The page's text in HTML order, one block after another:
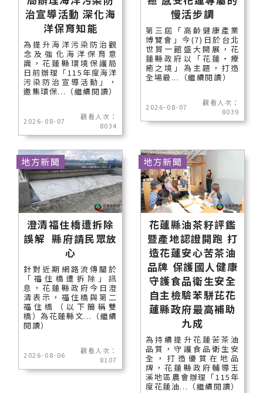
治宣導活動 深化海
洋保育知能
為提升海洋污染防治觀
念及強化海洋保育意
識，花蓮縣環境保護局
日前辦理「115年度海洋
污染防治宣導活動」，
邀集環保...（繼續閱讀）
2026-08-07
觀看人次：
8034
慢活步調
第三屆「高齡健康產業
博覽會」今(7)日於台北
世貿一館盛大開展，花
蓮縣政府以「花蓮‧療
癒之境」為主題，打造
全場最...（繼續閱讀）
2026-08-07
觀看人次：
8039
澄清福住橋遭拆除
誤解 縣府請民眾放
心
針對近期網路流傳關於
「福住橋遭拆除」訊
息，花蓮縣政府今日澄
清表示，福住橋與第二
福住橋（以下簡稱雙
橋）為花蓮縣文...（繼續
閱讀）
2026-08-06
觀看人次：
8107
地方新聞
花蓮縣油茶籽評鑑
暨產地認證開跑 打
造花蓮安心苦茶油
品牌 保護國人健康
守護食品衛生安全
自主檢驗苯駢芘花
蓮縣政府最高補助
九成
為持續提升花蓮苦茶油
品質，守護食品衛生安
全，打造優質在地品
牌，花蓮縣政府輔導玉
溪地區農會辦理「115年
度花蓮油...（繼續閱讀）
地方新聞